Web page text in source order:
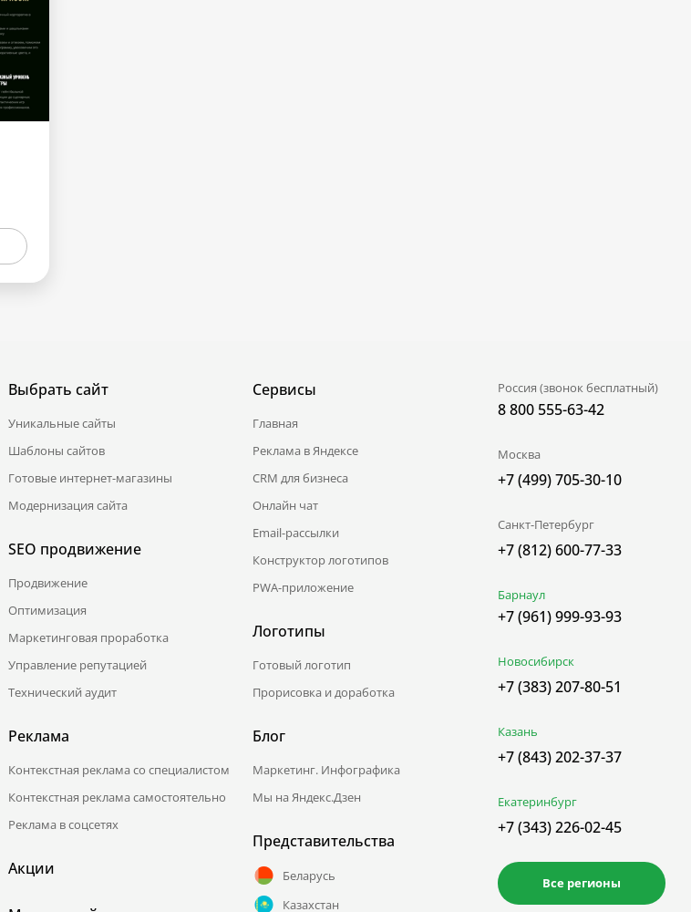
Выбрать сайт
Уникальные сайты
Шаблоны сайтов
Готовые интернет-магазины
Модернизация сайта
SEO продвижение
Продвижение
Оптимизация
Маркетинговая проработка
Управление репутацией
Технический аудит
Реклама
Контекстная реклама со специалистом
Контекстная реклама самостоятельно
Реклама в соцсетях
Акции
Сервисы
Главная
Реклама в Яндексе
CRM для бизнеса
Онлайн чат
Email-рассылки
Конструктор логотипов
PWA-приложение
Логотипы
Готовый логотип
Прорисовка и доработка
Блог
Маркетинг. Инфографика
Мы на Яндекс.Дзен
Представительства
Беларусь
Казахстан
Россия (звонок бесплатный)
8 800 555-63-42
Москва
+7 (499) 705-30-10
Санкт-Петербург
+7 (812) 600-77-33
Барнаул
+7 (961) 999-93-93
Новосибирск
+7 (383) 207-80-51
Казань
+7 (843) 202-37-37
Екатеринбург
+7 (343) 226-02-45
Все регионы